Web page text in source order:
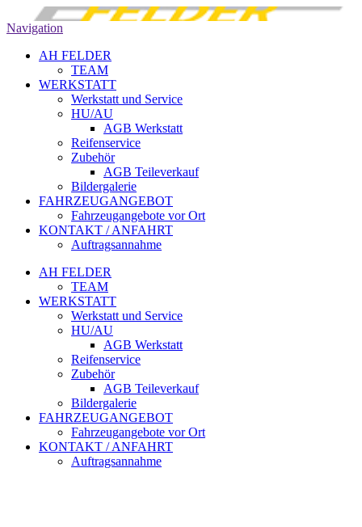
Navigation
AH FELDER
TEAM
WERKSTATT
Werkstatt und Service
HU/AU
AGB Werkstatt
Reifenservice
Zubehör
AGB Teileverkauf
Bildergalerie
FAHRZEUGANGEBOT
Fahrzeugangebote vor Ort
KONTAKT / ANFAHRT
Auftragsannahme
AH FELDER
TEAM
WERKSTATT
Werkstatt und Service
HU/AU
AGB Werkstatt
Reifenservice
Zubehör
AGB Teileverkauf
Bildergalerie
FAHRZEUGANGEBOT
Fahrzeugangebote vor Ort
KONTAKT / ANFAHRT
Auftragsannahme